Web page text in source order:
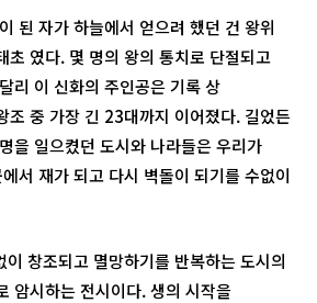
된 자가 하늘에서 얻으려 했던 건 왕위
초 였다. 몇 명의 왕의 통치로 단절되고
리 이 신화의 주인공은 기록 상
조 중 가장 긴 23대까지 이어졌다. 길었든
을 일으켰던 도시와 나라들은 우리가
서 재가 되고 다시 벽돌이 되기를 수없이
창조되고 멸망하기를 반복하는 도시의
암시하는 전시이다. 생의 시작을